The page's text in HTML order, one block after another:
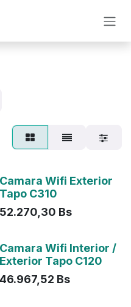
Camara Wifi Exterior
Tapo C310
52.270,30 Bs
Camara Wifi Interior /
Exterior Tapo C120
46.967,52 Bs